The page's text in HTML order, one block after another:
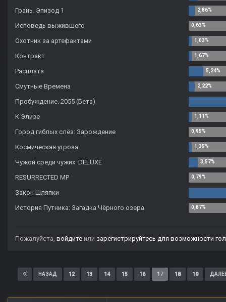
Грань. Эпизод 1
Исповедь выжившего
Охотник за артефактами
Контракт
Расплата
Смутные Времена
Пробуждение. 2055 (Бета)
К Элизе
Город гиблых слёз: Зарождение
Космическая угроза
Чужой среди чужих: DELUXE
RESURRECTED MP
Закон Шляпки
История Путника: Загадка Чёрного озера
Пожалуйста, войдите или зарегистрируйтесь для возможности
НАЗАД 12 13 14 15 16 17 18 19